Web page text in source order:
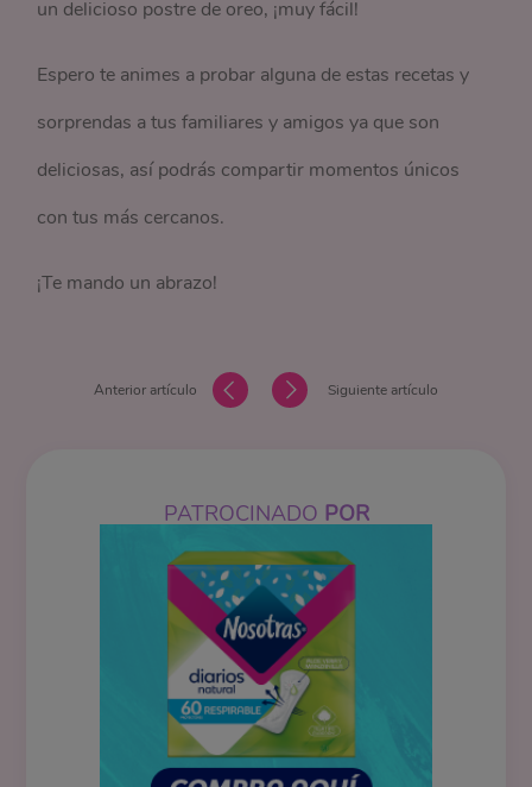
un delicioso postre de oreo, ¡muy fácil!
Espero te animes a probar alguna de estas recetas y
sorprendas a tus familiares y amigos ya que son
deliciosas, así podrás compartir momentos únicos
con tus más cercanos.
¡Te mando un abrazo!
Anterior artículo Siguiente artículo
PATROCINADO POR